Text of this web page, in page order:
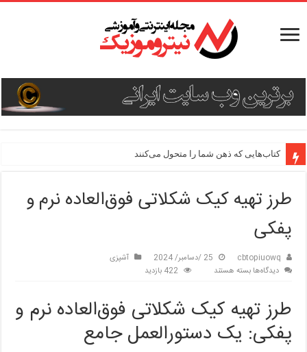
کتاب‌هایی که ذهن شما را متحول می‌کنند
طرز تهیه کیک شکلاتی فوق‌العاده نرم و
پفکی
cbtopiuowq 25 /دسامبر/ 2024
آشپزی
دیدگاه‌هابرای
کیک
شکلاتی
فوق‌العاده
بسته هستند 422 بازدید
طرز تهیه کیک شکلاتی فوق‌العاده نرم و
پفکی: یک دستورالعمل جامع